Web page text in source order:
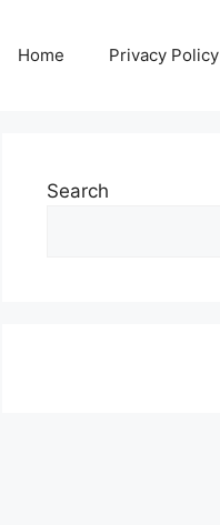
Home Privacy Policy
Search